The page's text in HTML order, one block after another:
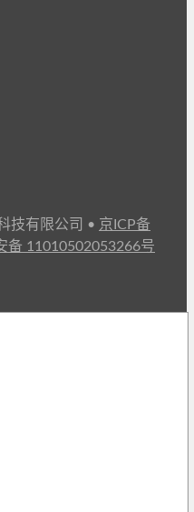
技有限公司 • 京ICP备
备 11010502053266号